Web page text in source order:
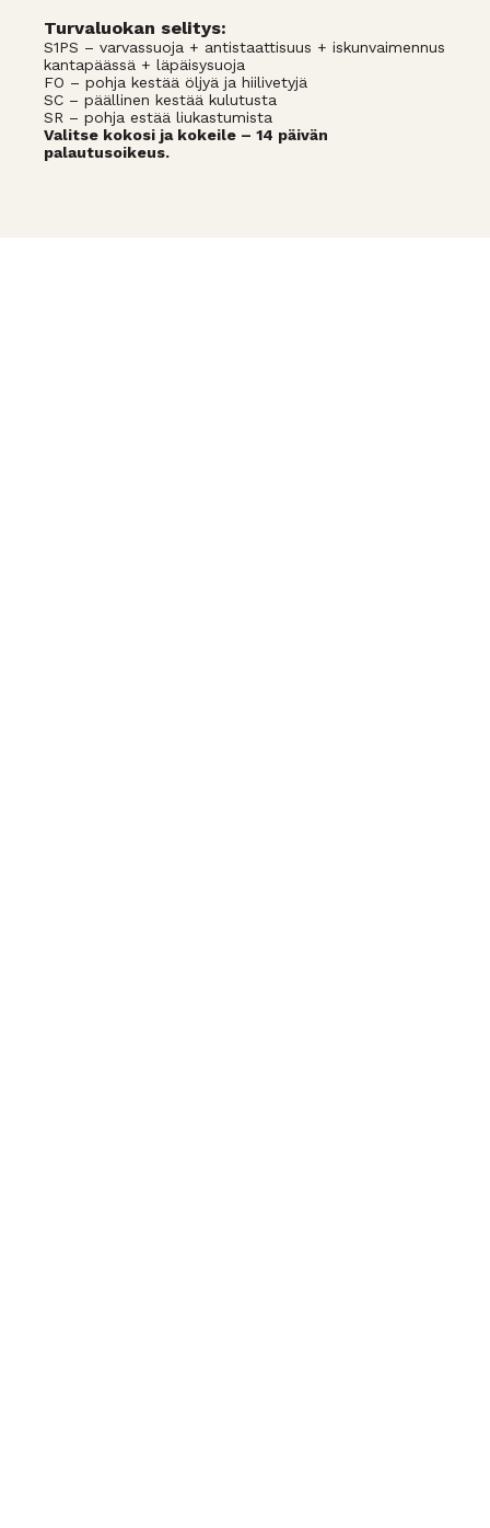
Turvaluokan selitys:
S1PS – varvassuoja + antistaattisuus + iskunvaimennus
kantapäässä + läpäisysuoja
FO – pohja kestää öljyä ja hiilivetyjä
SC – päällinen kestää kulutusta
SR – pohja estää liukastumista
Valitse kokosi ja kokeile – 14 päivän
palautusoikeus.